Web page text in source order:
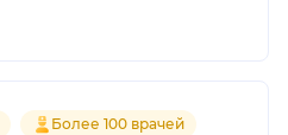
Более 100 врачей